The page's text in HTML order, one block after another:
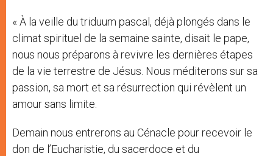
« À la veille du triduum pascal, déjà plongés dans le
climat spirituel de la semaine sainte, disait le pape,
nous nous préparons à revivre les dernières étapes
de la vie terrestre de Jésus. Nous méditerons sur sa
passion, sa mort et sa résurrection qui révèlent un
amour sans limite.
Demain nous entrerons au Cénacle pour recevoir le
don de l’Eucharistie, du sacerdoce et du